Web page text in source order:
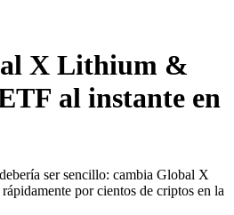
X Lithium &
al instante en
ser sencillo: cambia Global X
por cientos de criptos en la